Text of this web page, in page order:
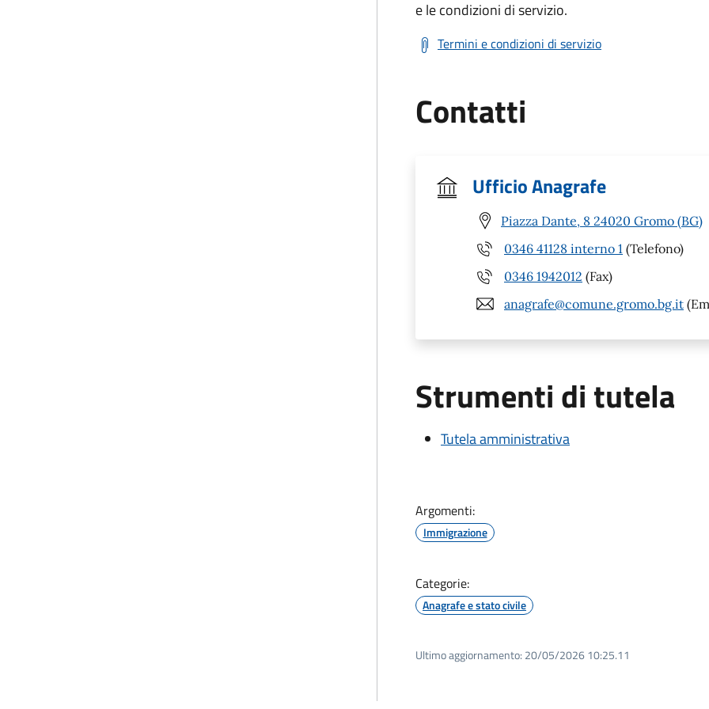
e le condizioni di servizio.
Termini e condizioni di servizio
Contatti
Ufficio Anagrafe
Piazza Dante, 8 24020 Gromo (BG)
0346 41128 interno 1 (Telefono)
0346 1942012 (Fax)
anagrafe@comune.gromo.bg.it
Strumenti di tutela
Tutela amministrativa
Argomenti:
Immigrazione
Categorie:
Anagrafe e stato civile
Ultimo aggiornamento: 20/05/2026 10:25.11